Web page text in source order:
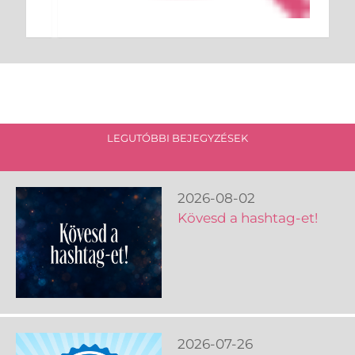
LEGUTÓBBI BEJEGYZÉSEK
2026-08-02
Kövesd a hashtag-et!
2026-07-26